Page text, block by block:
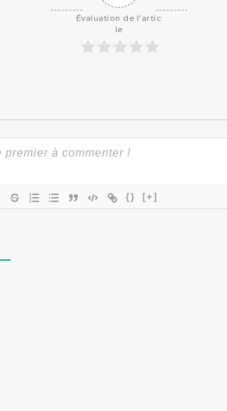
Évaluation de l'artic
le
{} [+]